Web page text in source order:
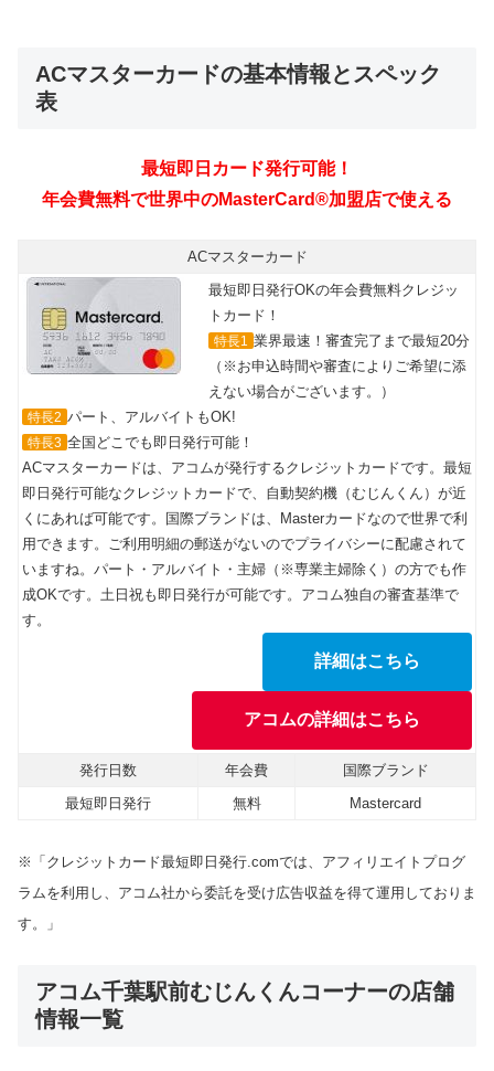
ACマスターカードの基本情報とスペック
表
最短即日カード発行可能！
年会費無料で世界中のMasterCard®加盟店で使える
ACマスターカード
最短即日発行OKの年会費無料クレジッ
トカード！
特長1 業界最速！審査完了まで最短20分
（※お申込時間や審査によりご希望に添
えない場合がございます。）
特長2 パート、アルバイトもOK!
特長3 全国どこでも即日発行可能！
ACマスターカードは、アコムが発行するクレジットカードです。最短
即日発行可能なクレジットカードで、自動契約機（むじんくん）が近
くにあれば可能です。国際ブランドは、Masterカードなので世界で利
用できます。ご利用明細の郵送がないのでプライバシーに配慮されて
いますね。パート・アルバイト・主婦（※専業主婦除く）の方でも作
成OKです。土日祝も即日発行が可能です。アコム独自の審査基準で
す。
詳細はこちら
アコムの詳細はこちら
発行日数 年会費
国際ブランド
最短即日発行
無料 Mastercard
※「クレジットカード最短即日発行.comでは、アフィリエイトプログ
ラムを利用し、アコム社から委託を受け広告収益を得て運用しておりま
す。」
アコム千葉駅前むじんくんコーナーの店舗
情報一覧